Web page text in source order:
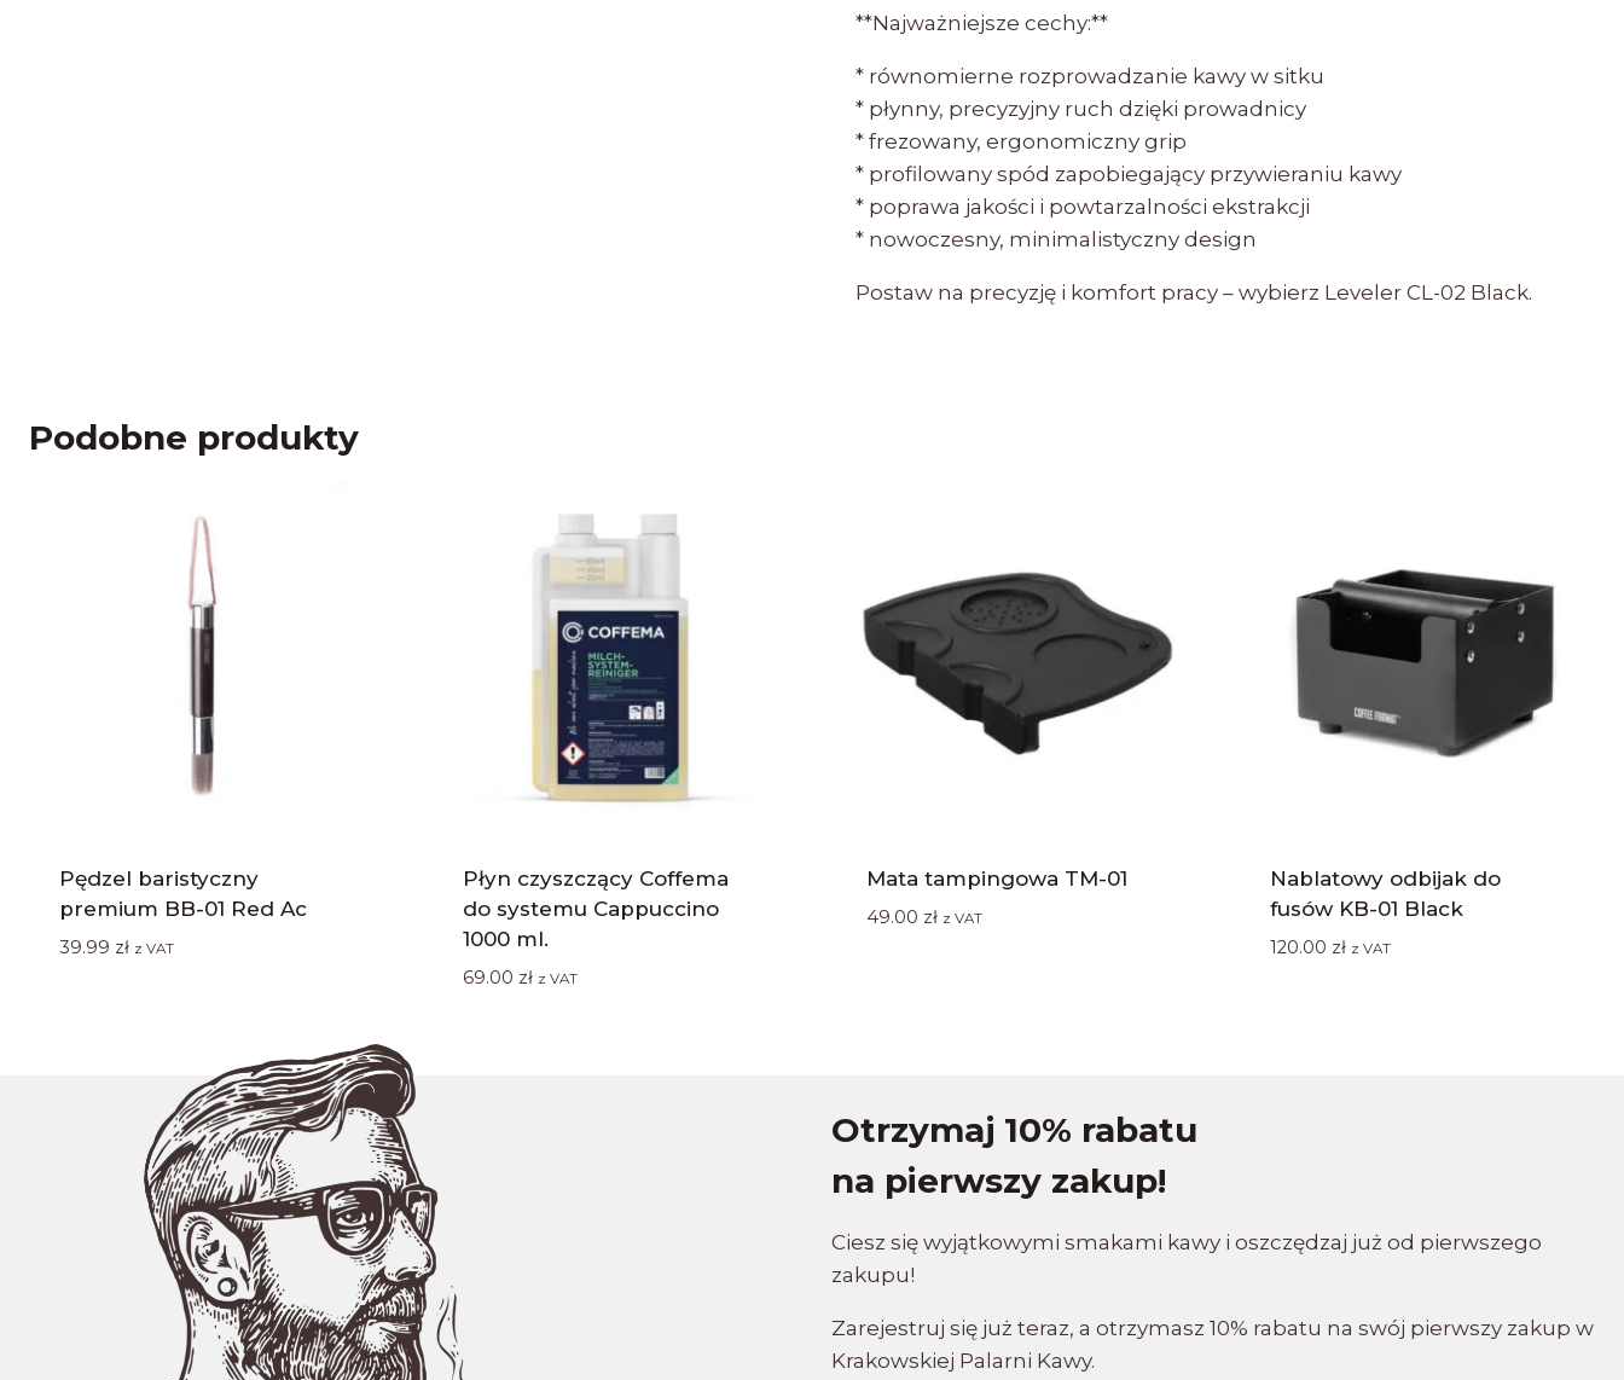
**Najważniejsze cechy:**
* równomierne rozprowadzanie kawy w sitku
* płynny, precyzyjny ruch dzięki prowadnicy
* frezowany, ergonomiczny grip
* profilowany spód zapobiegający przywieraniu kawy
* poprawa jakości i powtarzalności ekstrakcji
* nowoczesny, minimalistyczny design
Postaw na precyzję i komfort pracy – wybierz Leveler CL-02 Black.
Podobne produkty
Pędzel baristyczny
premium BB-01 Red Ac
39.99 zł z VAT
Płyn czyszczący Coffema
do systemu Cappuccino
1000 ml.
69.00 zł z VAT
Mata tampingowa TM-01
49.00 zł z VAT
Nablatowy odbijak do
fusów KB-01 Black
120.00 zł z VAT
Otrzymaj 10% rabatu
na pierwszy zakup!
Ciesz się wyjątkowymi smakami kawy i oszczędzaj już od pierwszego
zakupu!
Zarejestruj się już teraz, a otrzymasz 10% rabatu na swój pierwszy zakup w
Krakowskiej Palarni Kawy.